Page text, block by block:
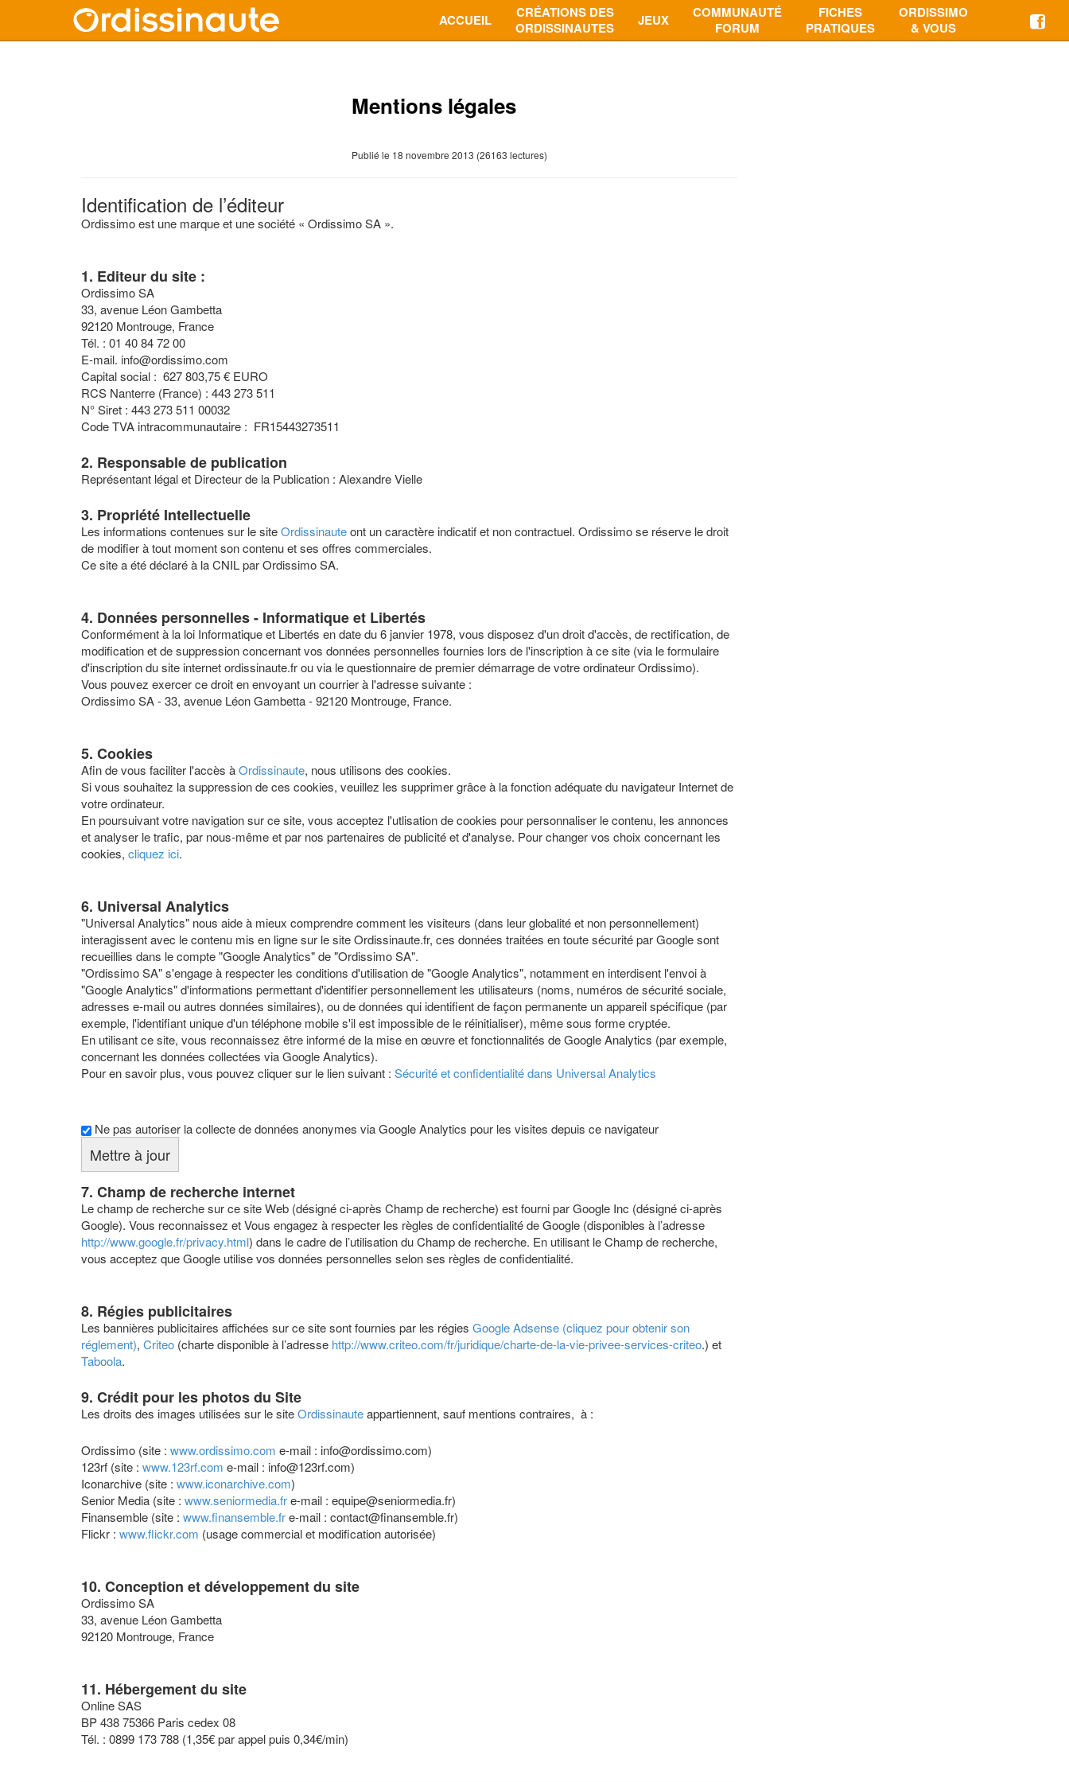
ACCUEIL
CRÉATIONS DES
ORDISSINAUTES
JEUX
COMMUNAUTÉ
FORUM
FICHES
PRATIQUES
ORDISSIMO
& VOUS
Mentions légales
Publié le 18 novembre 2013 (26163 lectures)
Identification de l’éditeur
Ordissimo est une marque et une société « Ordissimo SA ».
1. Editeur du site :
Ordissimo SA
33, avenue Léon Gambetta
92120 Montrouge, France
Tél. : 01 40 84 72 00
E-mail. info@ordissimo.com
Capital social : 627 803,75 € EURO
RCS Nanterre (France) : 443 273 511
N° Siret : 443 273 511 00032
Code TVA intracommunautaire : FR15443273511
2. Responsable de publication
Représentant légal et Directeur de la Publication : Alexandre Vielle
3. Propriété Intellectuelle
Les informations contenues sur le siteOrdissinauteont un caractère indicatif et non contractuel. Ordissimo se réserve le droit
de modifier à tout moment son contenu et ses offres commerciales.
Ce site a été déclaré à la CNIL par Ordissimo SA.
4. Données personnelles - Informatique et Libertés
Conformément à la loi Informatique et Libertés en date du 6 janvier 1978, vous disposez d'un droit d'accès, de rectification, de
modification et de suppression concernant vos données personnelles fournies lors de l'inscription à ce site (via le formulaire
d'inscription du site internet ordissinaute.fr ou via le questionnaire de premier démarrage de votre ordinateur Ordissimo).
Vous pouvez exercer ce droit en envoyant un courrier à l'adresse suivante :
Ordissimo SA - 33, avenue Léon Gambetta - 92120 Montrouge, France.
5. Cookies
Afin de vous faciliter l'accès àOrdissinaute, nous utilisons des cookies.
Si vous souhaitez la suppression de ces cookies, veuillez les supprimer grâce à la fonction adéquate du navigateur Internet de
votre ordinateur.
En poursuivant votre navigation sur ce site, vous acceptez l'utlisation de cookies pour personnaliser le contenu, les annonces
et analyser le trafic, par nous-même et par nos partenaires de publicité et d'analyse. Pour changer vos choix concernant les
cookies, cliquez ici.
6. Universal Analytics
"Universal Analytics" nous aide à mieux comprendre comment les visiteurs (dans leur globalité et non personnellement)
interagissent avec le contenu mis en ligne sur le site Ordissinaute.fr, ces données traitées en toute sécurité par Google sont
recueillies dans le compte "Google Analytics" de "Ordissimo SA".
"Ordissimo SA" s'engage à respecter les conditions d'utilisation de "Google Analytics", notamment en interdisent l'envoi à
"Google Analytics" d'informations permettant d'identifier personnellement les utilisateurs (noms, numéros de sécurité sociale,
adresses e-mail ou autres données similaires), ou de données qui identifient de façon permanente un appareil spécifique (par
exemple, l'identifiant unique d'un téléphone mobile s'il est impossible de le réinitialiser), même sous forme cryptée.
En utilisant ce site, vous reconnaissez être informé de la mise en œuvre et fonctionnalités de Google Analytics (par exemple,
concernant les données collectées via Google Analytics).
Pour en savoir plus, vous pouvez cliquer sur le lien suivant : Sécurité et confidentialité dans Universal Analytics
Ne pas autoriser la collecte de données anonymes via Google Analytics pour les visites depuis ce navigateur
7. Champ de recherche internet
Le champ de recherche sur ce site Web (désigné ci-après Champ de recherche) est fourni par Google Inc (désigné ci-après
Google). Vous reconnaissez et Vous engagez à respecter les règles de confidentialité de Google (disponibles à l’adresse
http://www.google.fr/privacy.html) dans le cadre de l’utilisation du Champ de recherche. En utilisant le Champ de recherche,
vous acceptez que Google utilise vos données personnelles selon ses règles de confidentialité.
8. Régies publicitaires
Les bannières publicitaires affichées sur ce site sont fournies par les régies Google Adsense (cliquez pour obtenir son
réglement), Criteo (charte disponible à l’adresse http://www.criteo.com/fr/juridique/charte-de-la-vie-privee-services-criteo.) et
Taboola.
9. Crédit pour les photos du Site
Les droits des images utilisées sur le siteOrdissinauteappartiennent, sauf mentions contraires, à :
Ordissimo (site : www.ordissimo.com e-mail : info@ordissimo.com)
123rf (site : www.123rf.com e-mail : info@123rf.com)
Iconarchive (site : www.iconarchive.com)
Senior Media (site : www.seniormedia.fre-mail : equipe@seniormedia.fr)
Finansemble (site : www.finansemble.fre-mail : contact@finansemble.fr)
Flickr : www.flickr.com (usage commercial et modification autorisée)
10. Conception et développement du site
Ordissimo SA
33, avenue Léon Gambetta
92120 Montrouge, France
11. Hébergement du site
Online SAS
BP 438 75366 Paris cedex 08
Tél. : 0899 173 788 (1,35€ par appel puis 0,34€/min)